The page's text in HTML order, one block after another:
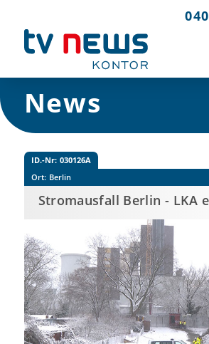
040
News
ID.-Nr: 030126A
Ort: Berlin
Stromausfall Berlin - LKA